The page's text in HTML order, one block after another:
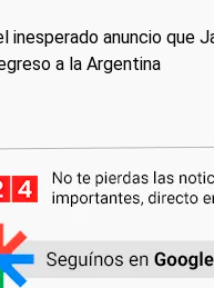
inesperado anuncio que
a la Argentina